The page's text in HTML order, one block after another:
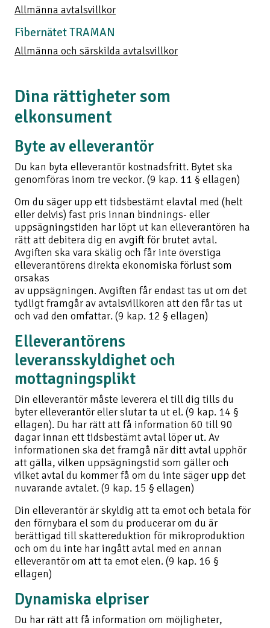
Allmänna avtalsvillkor
Fibernätet TRAMAN
Allmänna och särskilda avtalsvillkor
Dina rättigheter som
elkonsument
Byte av elleverantör
Du kan byta elleverantör kostnadsfritt. Bytet ska
genomföras inom tre veckor. (9 kap. 11 § ellagen)
Om du säger upp ett tidsbestämt elavtal med (helt
eller delvis) fast pris innan bindnings- eller
uppsägningstiden har löpt ut kan elleverantören ha
rätt att debitera dig en avgift för brutet avtal.
Avgiften ska vara skälig och får inte överstiga
elleverantörens direkta ekonomiska förlust som
orsakas
av uppsägningen. Avgiften får endast tas ut om det
tydligt framgår av avtalsvillkoren att den får tas ut
och vad den omfattar. (9 kap. 12 § ellagen)
Elleverantörens
leveransskyldighet och
mottagningsplikt
Din elleverantör måste leverera el till dig tills du
byter elleverantör eller slutar ta ut el. (9 kap. 14 §
ellagen). Du har rätt att få information 60 till 90
dagar innan ett tidsbestämt avtal löper ut. Av
informationen ska det framgå när ditt avtal upphör
att gälla, vilken uppsägningstid som gäller och
vilket avtal du kommer få om du inte säger upp det
nuvarande avtalet. (9 kap. 15 § ellagen)
Din elleverantör är skyldig att ta emot och betala för
den förnybara el som du producerar om du är
berättigad till skattereduktion för mikroproduktion
och om du inte har ingått avtal med en annan
elleverantör om att ta emot elen. (9 kap. 16 §
ellagen)
Dynamiska elpriser
Du har rätt att få information om möjligheter,